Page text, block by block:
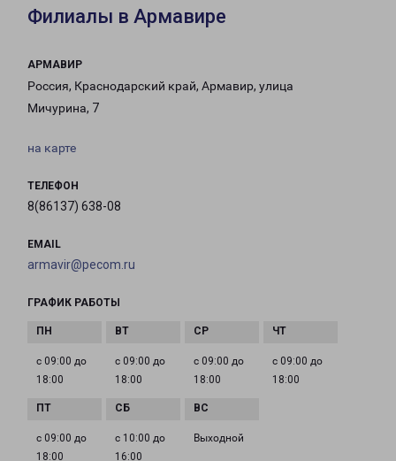
Филиалы в Армавире
АРМАВИР
Россия, Краснодарский край, Армавир, улица
Мичурина, 7
на карте
ТЕЛЕФОН
8(86137) 638-08
EMAIL
armavir@pecom.ru
ГРАФИК РАБОТЫ
с 09:00 до
18:00
с 09:00 до
18:00
с 09:00 до
18:00
с 09:00 до
18:00
с 09:00 до
18:00
с 10:00 до
16:00
Выходной